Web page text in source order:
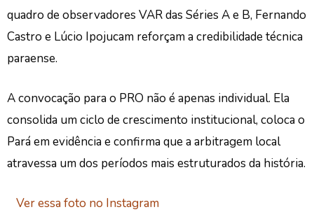
quadro de observadores VAR das Séries A e B, Fernando
Castro e Lúcio Ipojucam reforçam a credibilidade técnica
paraense.
A convocação para o PRO não é apenas individual. Ela
consolida um ciclo de crescimento institucional, coloca o
Pará em evidência e confirma que a arbitragem local
atravessa um dos períodos mais estruturados da história.
Ver essa foto no Instagram